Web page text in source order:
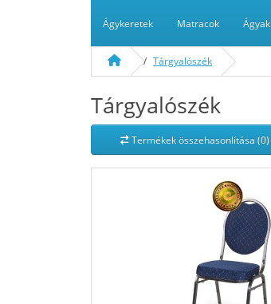
Ágykeretek Matracok Ágyak
Tárgyalószék
Tárgyalószék
Termékek összehasonlítása (0)